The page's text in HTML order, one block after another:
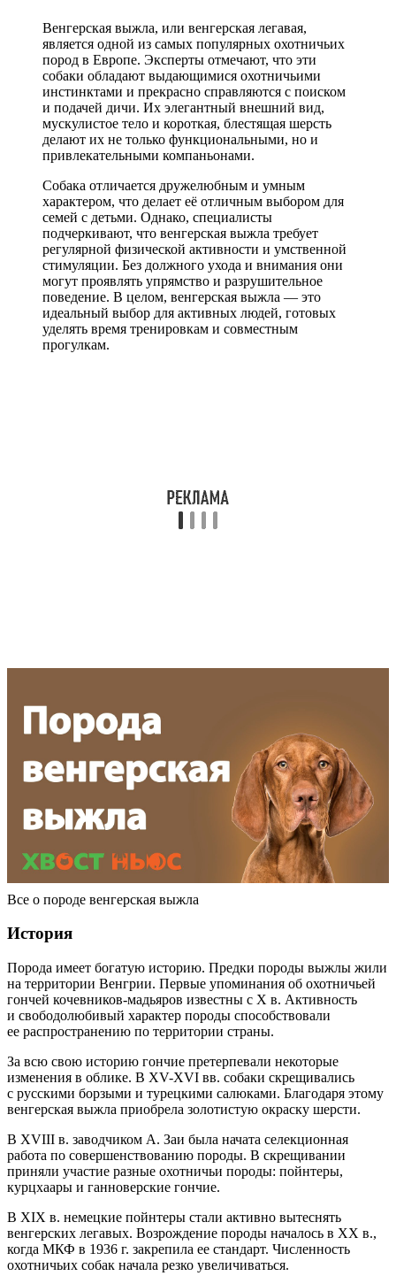
Венгерская выжла, или венгерская легавая,
является одной из самых популярных охотничьих
пород в Европе. Эксперты отмечают, что эти
собаки обладают выдающимися охотничьими
инстинктами и прекрасно справляются с поиском
и подачей дичи. Их элегантный внешний вид,
мускулистое тело и короткая, блестящая шерсть
делают их не только функциональными, но и
привлекательными компаньонами.
Собака отличается дружелюбным и умным
характером, что делает её отличным выбором для
семей с детьми. Однако, специалисты
подчеркивают, что венгерская выжла требует
регулярной физической активности и умственной
стимуляции. Без должного ухода и внимания они
могут проявлять упрямство и разрушительное
поведение. В целом, венгерская выжла — это
идеальный выбор для активных людей, готовых
уделять время тренировкам и совместным
прогулкам.
Все о породе венгерская выжла
История
Порода имеет богатую историю. Предки породы выжлы жили
на территории Венгрии. Первые упоминания об охотничьей
гончей кочевников-мадьяров известны с X в. Активность
и свободолюбивый характер породы способствовали
ее распространению по территории страны.
За всю свою историю гончие претерпевали некоторые
изменения в облике. В XV-XVI вв. собаки скрещивались
с русскими борзыми и турецкими салюками. Благодаря этому
венгерская выжла приобрела золотистую окраску шерсти.
В XVIII в. заводчиком А. Заи была начата селекционная
работа по совершенствованию породы. В скрещивании
приняли участие разные охотничьи породы: пойнтеры,
курцхаары и ганноверские гончие.
В XIX в. немецкие пойнтеры стали активно вытеснять
венгерских легавых. Возрождение породы началось в XX в.,
когда МКФ в 1936 г. закрепила ее стандарт. Численность
охотничьих собак начала резко увеличиваться.